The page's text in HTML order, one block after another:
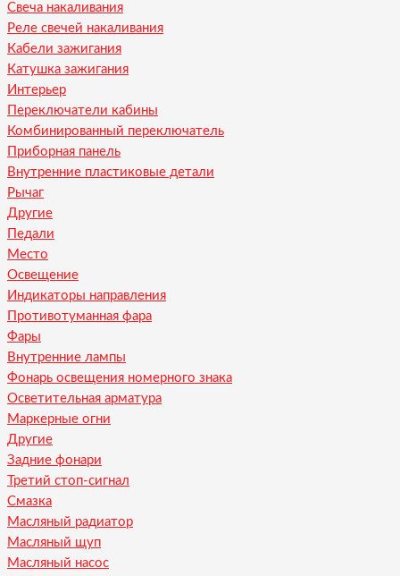
Свеча накаливания
Реле свечей накаливания
Кабели зажигания
Катушка зажигания
Интерьер
Переключатели кабины
Комбинированный переключатель
Приборная панель
Внутренние пластиковые детали
Рычаг
Другие
Педали
Место
Освещение
Индикаторы направления
Противотуманная фара
Фары
Внутренние лампы
Фонарь освещения номерного знака
Осветительная арматура
Маркерные огни
Другие
Задние фонари
Третий стоп-сигнал
Смазка
Масляный радиатор
Масляный щуп
Масляный насос